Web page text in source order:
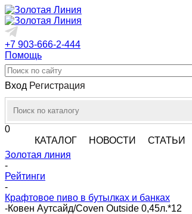
+7 903-666-2-444
Помощь
Вход Регистрация
0
КАТАЛОГ
НОВОСТИ СТАТЬИ
Золотая линия
-
Рейтинги
-
Крафтовое пиво в бутылках и банках
-Ковен Аутсайд/Coven Outside 0,45л.*12